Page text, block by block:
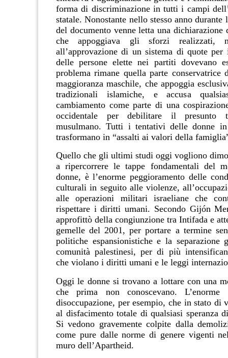
forma di discriminazione in tutti i campi
statale. Nonostante nello stesso anno durante
del documento venne letta una dichiarazione
che appoggiava gli sforzi realizzati,
all’approvazione di un sistema di quote
delle persone elette nei partiti dovevano
problema rimane quella parte conservatrice
maggioranza maschile, che appoggia
tradizionali islamiche, e accusa
cambiamento come parte di una
occidentale per debilitare il presunto
musulmano. Tutti i tentativi delle donne in
trasformano in “assalti ai valori della
Quello che gli ultimi studi oggi vogliono
a ripercorrere le tappe fondamentali del
donne, è l’enorme peggioramento delle
culturali in seguito alle violenze,
alle operazioni militari israeliane che
rispettare i diritti umani. Secondo Gijón
approfittò della congiunzione tra Intifada e
gemelle del 2001, per portare a termine
politiche espansionistiche e la separazione
comunità palestinesi, per di più
che violano i diritti umani e le leggi
Oggi le donne si trovano a lottare con una
che prima non conoscevano. L’enorme
disoccupazione, per esempio, che in stato di
al disfacimento totale di qualsiasi speranza
Si vedono gravemente colpite dalla
come pure dalle norme di genere vigenti
muro dell’Apartheid.